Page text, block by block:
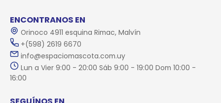
ENCONTRANOS EN
Orinoco 4911 esquina Rimac, Malvín
+(598) 2619 6670
info@espaciomascota.com.uy
Lun a Vier 9:00 - 20:00 Sáb 9:00 - 19:00 Dom 10:00 -
16:00